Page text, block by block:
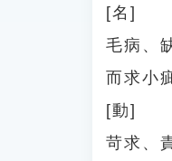
[名]
毛病、
而求小
[動]
苛求、